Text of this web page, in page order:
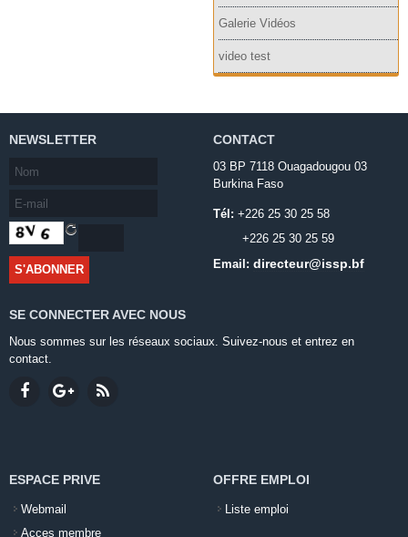
Galerie Vidéos
video test
NEWSLETTER CONTACT
03 BP 7118 Ouagadougou 03
Burkina Faso
Tél: +226 25 30 25 58
+226 25 30 25 59
Email: directeur@issp.bf
SE CONNECTER AVEC NOUS
Nous sommes sur les réseaux sociaux. Suivez-nous et entrez en
contact.
ESPACE PRIVE
Webmail
Acces membre
OFFRE EMPLOI
Liste emploi